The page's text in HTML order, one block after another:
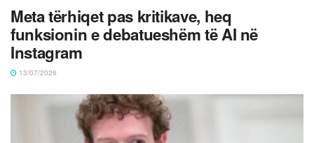
Meta tërhiqet pas kritikave, heq
funksionin e debatueshëm të AI në
Instagram
13/07/2026